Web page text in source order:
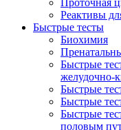
Реактивы
Быстрые тесты
Биохимия
Быстрые
желудочно-
Быстрые
Быстрые
Быстрые
половым